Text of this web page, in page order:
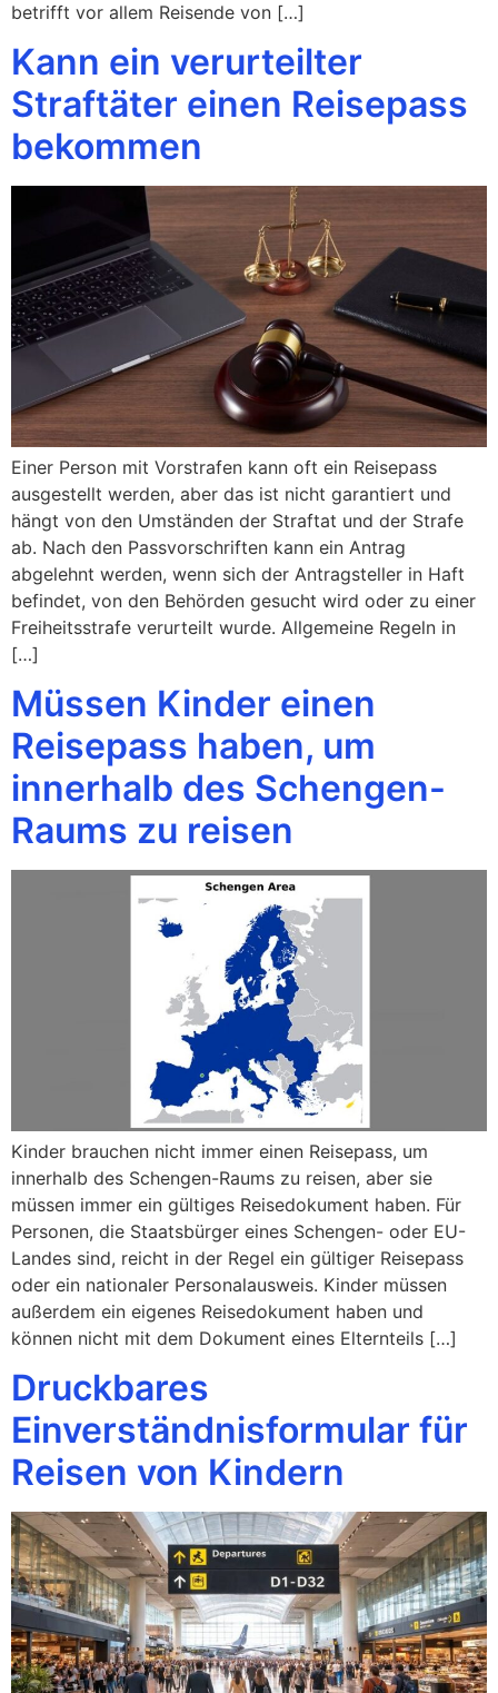
betrifft vor allem Reisende von […]
Kann ein verurteilter
Straftäter einen Reisepass
bekommen
Einer Person mit Vorstrafen kann oft ein Reisepass
ausgestellt werden, aber das ist nicht garantiert und
hängt von den Umständen der Straftat und der Strafe
ab. Nach den Passvorschriften kann ein Antrag
abgelehnt werden, wenn sich der Antragsteller in Haft
befindet, von den Behörden gesucht wird oder zu einer
Freiheitsstrafe verurteilt wurde. Allgemeine Regeln in
[…]
Müssen Kinder einen
Reisepass haben, um
innerhalb des Schengen-
Raums zu reisen
Kinder brauchen nicht immer einen Reisepass, um
innerhalb des Schengen-Raums zu reisen, aber sie
müssen immer ein gültiges Reisedokument haben. Für
Personen, die Staatsbürger eines Schengen- oder EU-
Landes sind, reicht in der Regel ein gültiger Reisepass
oder ein nationaler Personalausweis. Kinder müssen
außerdem ein eigenes Reisedokument haben und
können nicht mit dem Dokument eines Elternteils […]
Druckbares
Einverständnisformular für
Reisen von Kindern